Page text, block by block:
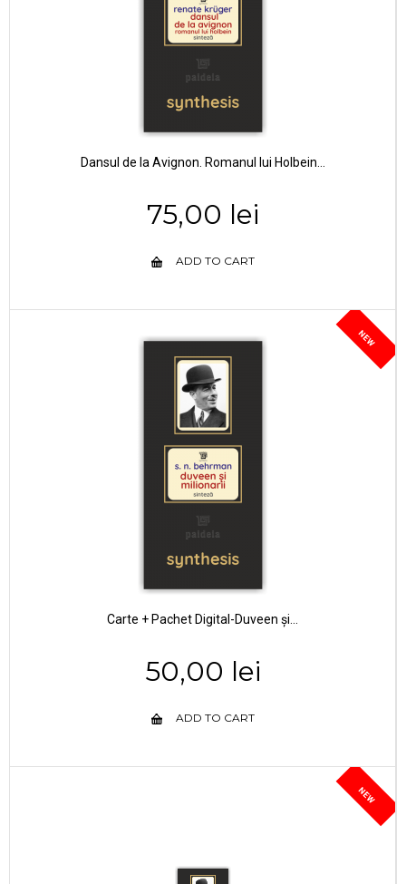
Dansul de la Avignon. Romanul lui Holbein...
75,00 lei
ADD TO CART
NEW
Carte + Pachet Digital-Duveen și...
50,00 lei
ADD TO CART
NEW